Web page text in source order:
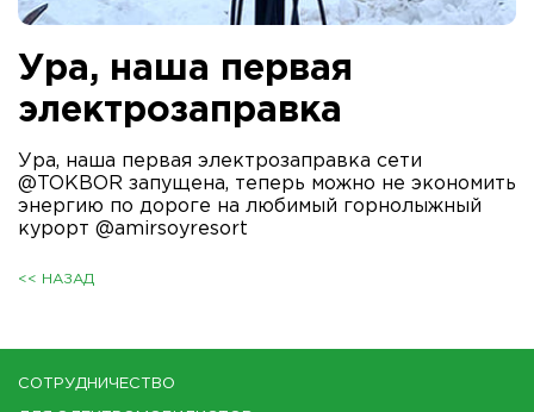
Ура, наша первая
электрозаправка
Ура, наша первая электрозаправка сети
@TOKBOR запущена, теперь можно не экономить
энергию по дороге на любимый горнолыжный
курорт @amirsoyresort
<< НАЗАД
СОТРУДНИЧЕСТВО